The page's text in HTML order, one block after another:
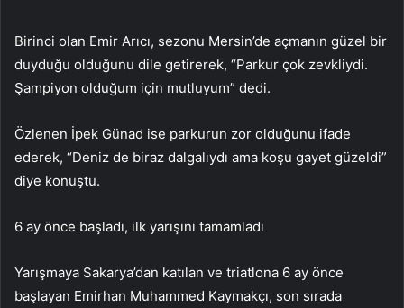
Birinci olan Emir Arıcı, sezonu Mersin’de açmanın güzel bir
duyduğu olduğunu dile getirerek, “Parkur çok zevkliydi.
Şampiyon olduğum için mutluyum” dedi.
Özlenen İpek Günad ise parkurun zor olduğunu ifade
ederek, “Deniz de biraz dalgalıydı ama koşu gayet güzeldi”
diye konuştu.
6 ay önce başladı, ilk yarışını tamamladı
Yarışmaya Sakarya’dan katılan ve triatlona 6 ay önce
başlayan Emirhan Muhammed Kaymakçı, son sırada